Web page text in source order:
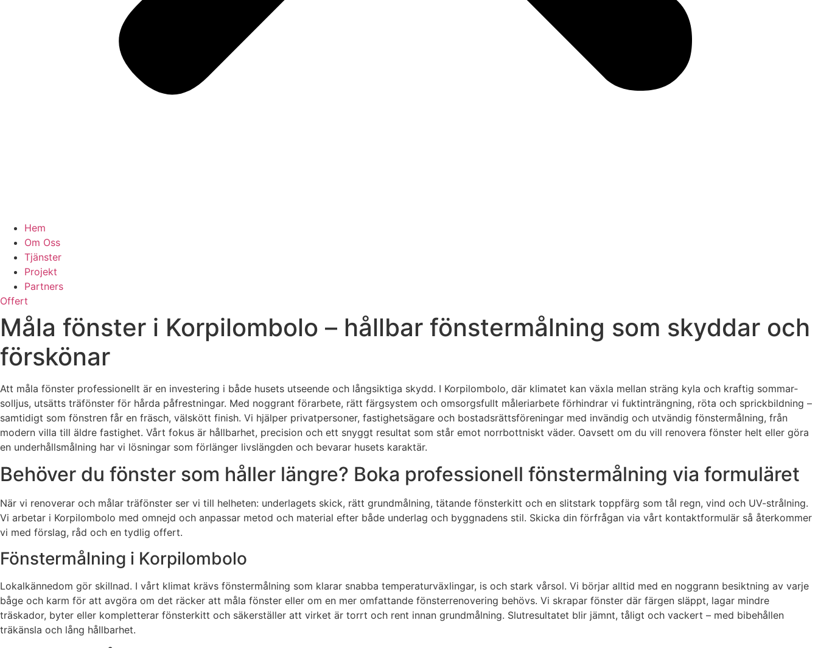
Hem
Om Oss
Tjänster
Projekt
Partners
Offert
Måla fönster i Korpilombolo – hållbar fönstermålning som skyddar och
förskönar
Att måla fönster professionellt är en investering i både husets utseende och långsiktiga skydd. I Korpilombolo, där klimatet kan växla mellan sträng kyla och kraftig sommar­
solljus, utsätts träfönster för hårda påfrestningar. Med noggrant förarbete, rätt färgsystem och omsorgsfullt måleriarbete förhindrar vi fuktinträngning, röta och sprickbildning –
samtidigt som fönstren får en fräsch, välskött finish. Vi hjälper privatpersoner, fastighetsägare och bostadsrättsföreningar med invändig och utvändig fönstermålning, från
modern villa till äldre fastighet. Vårt fokus är hållbarhet, precision och ett snyggt resultat som står emot norrbottniskt väder. Oavsett om du vill renovera fönster helt eller göra
en underhållsmålning har vi lösningar som förlänger livslängden och bevarar husets karaktär.
Behöver du fönster som håller längre? Boka professionell fönstermålning via formuläret
När vi renoverar och målar träfönster ser vi till helheten: underlagets skick, rätt grundmålning, tätande fönsterkitt och en slitstark toppfärg som tål regn, vind och UV-strålning.
Vi arbetar i Korpilombolo med omnejd och anpassar metod och material efter både underlag och byggnadens stil. Skicka din förfrågan via vårt kontaktformulär så återkommer
vi med förslag, råd och en tydlig offert.
Fönstermålning i Korpilombolo
Lokalkännedom gör skillnad. I vårt klimat krävs fönstermålning som klarar snabba temperaturväxlingar, is och stark vårsol. Vi börjar alltid med en noggrann besiktning av varje
båge och karm för att avgöra om det räcker att måla fönster eller om en mer omfattande fönsterrenovering behövs. Vi skrapar fönster där färgen släppt, lagar mindre
träskador, byter eller kompletterar fönsterkitt och säkerställer att virket är torrt och rent innan grundmålning. Slutresultatet blir jämnt, tåligt och vackert – med bibehållen
träkänsla och lång hållbarhet.